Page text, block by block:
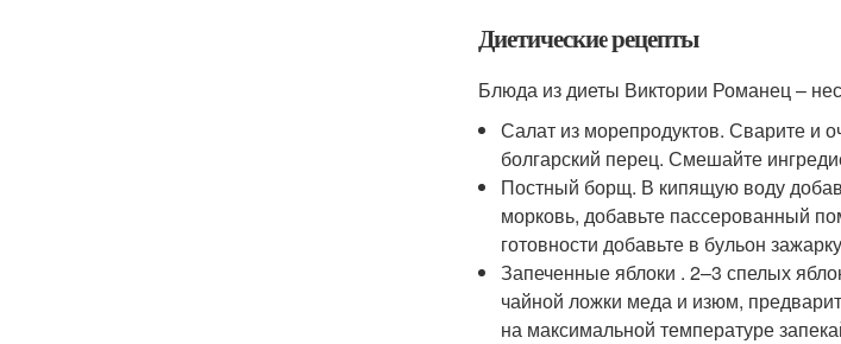
Диетические рецепты
Блюда из диеты Виктории Романец –
Салат из морепродуктов. Сварите и
болгарский перец. Смешайте
Постный борщ. В кипящую воду
морковь, добавьте пассерованный
готовности добавьте в бульон
Запеченные яблоки . 2–3 спелых
чайной ложки меда и изюм,
на максимальной температуре